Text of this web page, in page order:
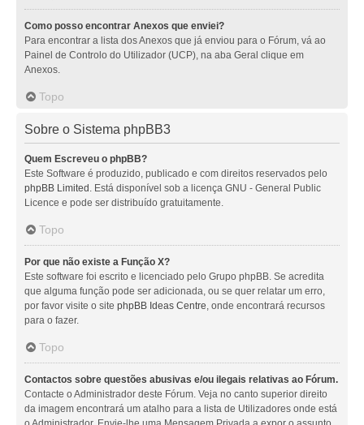
Como posso encontrar Anexos que enviei?
Para encontrar a lista dos Anexos que já enviou para o Fórum, vá ao
Painel de Controlo do Utilizador (UCP), na aba Geral clique em
Anexos.
Topo
Sobre o Sistema phpBB3
Quem Escreveu o phpBB?
Este Software é produzido, publicado e com direitos reservados pelo
phpBB Limited. Está disponível sob a licença GNU - General Public
Licence e pode ser distribuído gratuitamente.
Topo
Por que não existe a Função X?
Este software foi escrito e licenciado pelo Grupo phpBB. Se acredita
que alguma função pode ser adicionada, ou se quer relatar um erro,
por favor visite o site phpBB Ideas Centre, onde encontrará recursos
para o fazer.
Topo
Contactos sobre questões abusivas e/ou ilegais relativas ao Fórum.
Contacte o Administrador deste Fórum. Veja no canto superior direito
da imagem encontrará um atalho para a lista de Utilizadores onde está